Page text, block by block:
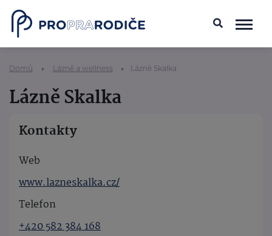
Domů Lázně a wellness Lázně Skalka
Lázně Skalka
Kontakty
Web
www.lazneskalka.cz/
Telefon
+420 582 384 168